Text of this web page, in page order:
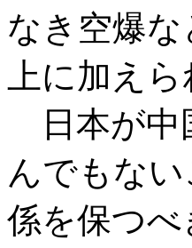
なき空爆
上に加えら
日本が中
んでもな
係を保つ